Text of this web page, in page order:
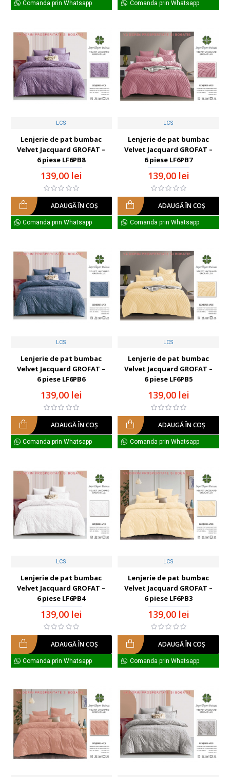
Comanda prin Whatsapp Comanda prin Whatsapp
LCS
Lenjerie de pat bumbac
Velvet Jacquard GROFAT –
6 piese LF6PB8
139,00 lei
ADAUGĂ ÎN COŞ
Comanda prin Whatsapp
LCS
Lenjerie de pat bumbac
Velvet Jacquard GROFAT –
6 piese LF6PB7
139,00 lei
ADAUGĂ ÎN COŞ
Comanda prin Whatsapp
LCS
Lenjerie de pat bumbac
Velvet Jacquard GROFAT –
6 piese LF6PB6
139,00 lei
ADAUGĂ ÎN COŞ
Comanda prin Whatsapp
LCS
Lenjerie de pat bumbac
Velvet Jacquard GROFAT –
6 piese LF6PB5
139,00 lei
ADAUGĂ ÎN COŞ
Comanda prin Whatsapp
LCS
Lenjerie de pat bumbac
Velvet Jacquard GROFAT –
6 piese LF6PB4
139,00 lei
ADAUGĂ ÎN COŞ
Comanda prin Whatsapp
LCS
Lenjerie de pat bumbac
Velvet Jacquard GROFAT –
6 piese LF6PB3
139,00 lei
ADAUGĂ ÎN COŞ
Comanda prin Whatsapp